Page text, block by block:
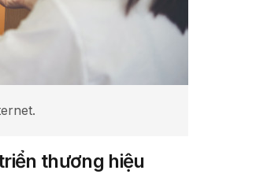
thương hiệu